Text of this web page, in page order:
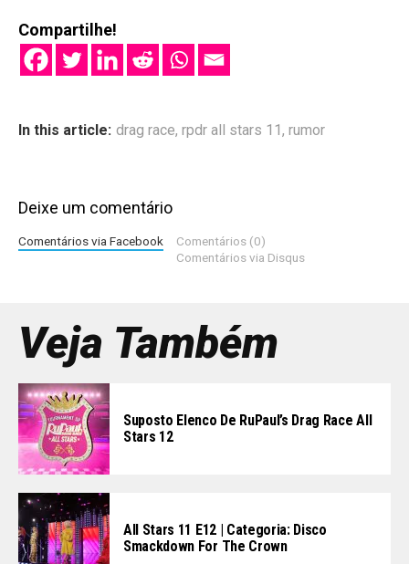
Compartilhe!
In this article: drag race, rpdr all stars 11, rumor
Deixe um comentário
Comentários via Facebook
Comentários (0)
Comentários via Disqus
Veja Também
Suposto Elenco De RuPaul’s Drag Race All
Stars 12
All Stars 11 E12 | Categoria: Disco
Smackdown For The Crown